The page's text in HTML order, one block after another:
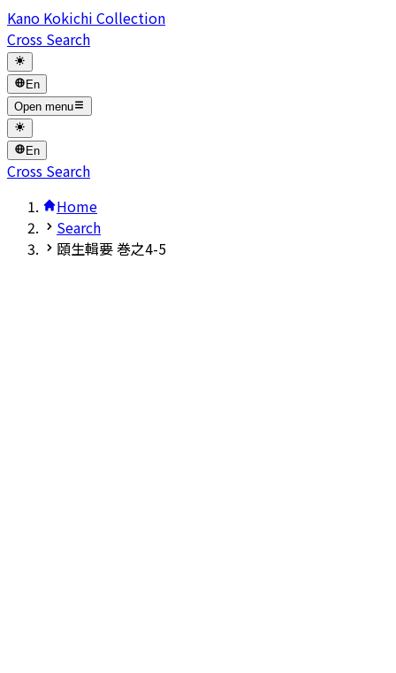
Kano Kokichi Collection
Cross Search
En
Open menu
En
Cross Search
Home
Search
頤生輯要 巻之4-5